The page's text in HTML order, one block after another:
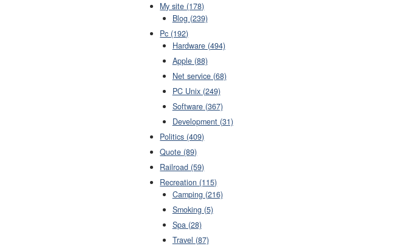
My site (178)
Blog (239)
Pc (192)
Hardware (494)
Apple (88)
Net service (68)
PC Unix (249)
Software (367)
Development (31)
Politics (409)
Quote (89)
Railroad (59)
Recreation (115)
Camping (216)
Smoking (5)
Spa (28)
Travel (87)